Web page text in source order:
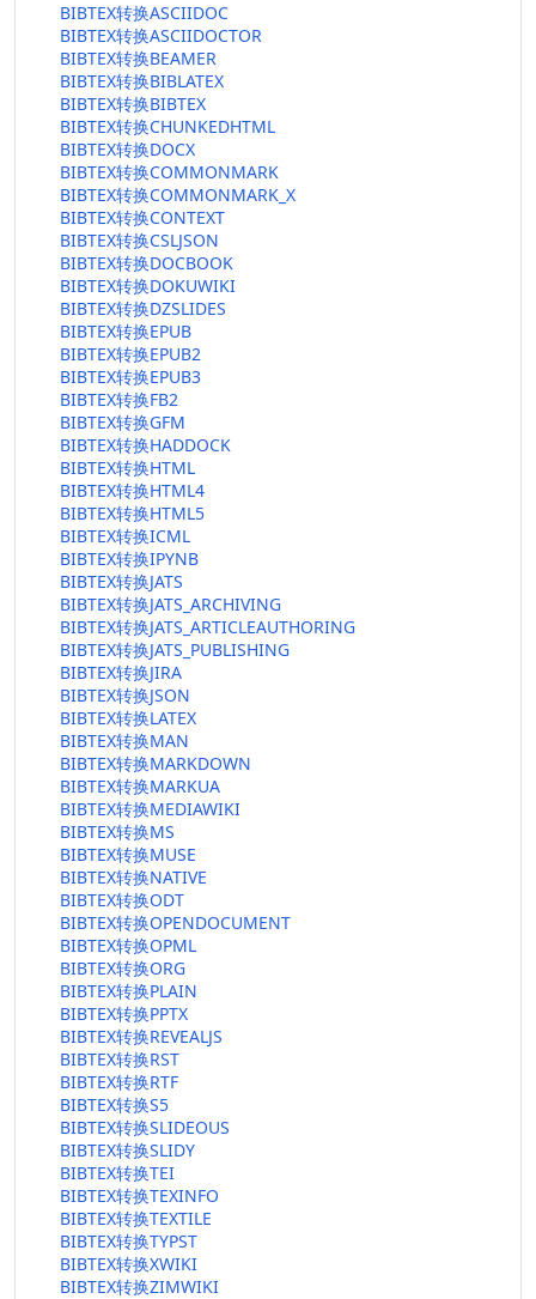
BIBTEX转换ASCIIDOC
BIBTEX转换ASCIIDOCTOR
BIBTEX转换BEAMER
BIBTEX转换BIBLATEX
BIBTEX转换BIBTEX
BIBTEX转换CHUNKEDHTML
BIBTEX转换DOCX
BIBTEX转换COMMONMARK
BIBTEX转换COMMONMARK_X
BIBTEX转换CONTEXT
BIBTEX转换CSLJSON
BIBTEX转换DOCBOOK
BIBTEX转换DOKUWIKI
BIBTEX转换DZSLIDES
BIBTEX转换EPUB
BIBTEX转换EPUB2
BIBTEX转换EPUB3
BIBTEX转换FB2
BIBTEX转换GFM
BIBTEX转换HADDOCK
BIBTEX转换HTML
BIBTEX转换HTML4
BIBTEX转换HTML5
BIBTEX转换ICML
BIBTEX转换IPYNB
BIBTEX转换JATS
BIBTEX转换JATS_ARCHIVING
BIBTEX转换JATS_ARTICLEAUTHORING
BIBTEX转换JATS_PUBLISHING
BIBTEX转换JIRA
BIBTEX转换JSON
BIBTEX转换LATEX
BIBTEX转换MAN
BIBTEX转换MARKDOWN
BIBTEX转换MARKUA
BIBTEX转换MEDIAWIKI
BIBTEX转换MS
BIBTEX转换MUSE
BIBTEX转换NATIVE
BIBTEX转换ODT
BIBTEX转换OPENDOCUMENT
BIBTEX转换OPML
BIBTEX转换ORG
BIBTEX转换PLAIN
BIBTEX转换PPTX
BIBTEX转换REVEALJS
BIBTEX转换RST
BIBTEX转换RTF
BIBTEX转换S5
BIBTEX转换SLIDEOUS
BIBTEX转换SLIDY
BIBTEX转换TEI
BIBTEX转换TEXINFO
BIBTEX转换TEXTILE
BIBTEX转换TYPST
BIBTEX转换XWIKI
BIBTEX转换ZIMWIKI